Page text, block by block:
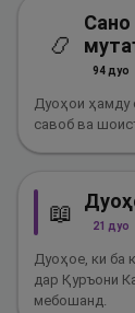
📿
94дуо
Дуоҳои ҳамду
савоб ва
📖 21 дуо
Дуоҳое, ки ба
дар Қуръони
мебошанд.